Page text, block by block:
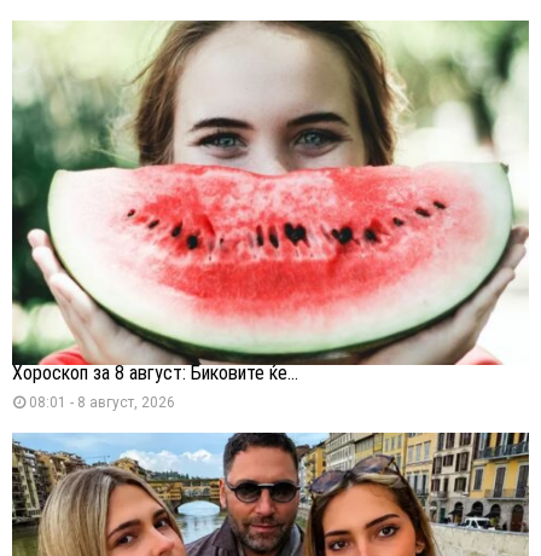
Хороскоп за 8 август: Биковите ќе...
08:01 - 8 август, 2026